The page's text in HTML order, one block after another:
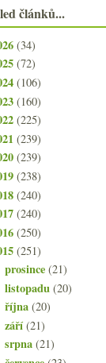
článků...
(34)
(72)
(106)
(160)
(225)
(239)
(239)
(238)
(240)
(240)
(250)
(251)
prosince(21)
listopadu(20)
října(20)
září(21)
srpna(21)